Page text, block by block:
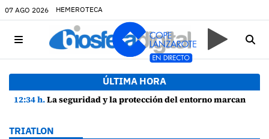
07 AGO 2026 HEMEROTECA
ÚLTIMA HORA
12:34 h.La seguridad y la protección del entorno marcan la planificación de las Fiestas de La Caleta de Famara
TRIATLON